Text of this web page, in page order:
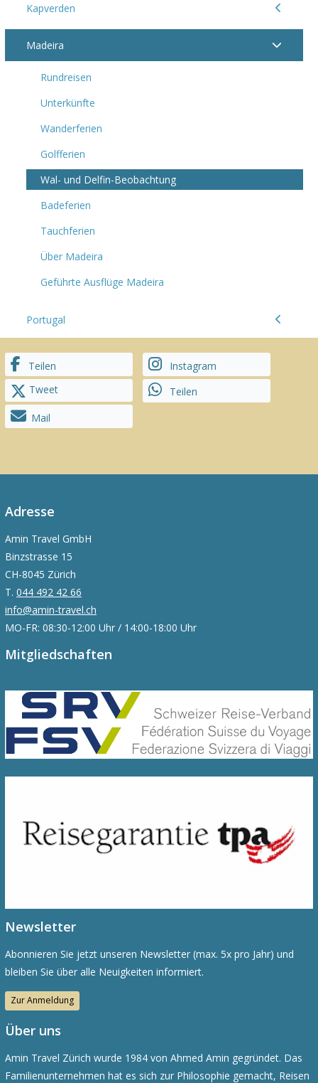
Kapverden
Madeira
Rundreisen
Unterkünfte
Wanderferien
Golfferien
Wal- und Delfin-Beobachtung
Badeferien
Tauchferien
Über Madeira
Geführte Ausflüge Madeira
Portugal
Teilen
Instagram
Tweet
Teilen
Mail
Adresse
Amin Travel GmbH
Binzstrasse 15
CH-8045 Zürich
T. 044 492 42 66
info@amin-travel.ch
MO-FR: 08:30-12:00 Uhr / 14:00-18:00 Uhr
Mitgliedschaften
Newsletter
Abonnieren Sie jetzt unseren Newsletter (max. 5x pro Jahr) und
bleiben Sie über alle Neuigkeiten informiert.
Zur Anmeldung
Über uns
Amin Travel Zürich wurde 1984 von Ahmed Amin gegründet. Das
Familienunternehmen hat es sich zur Philosophie gemacht, Reisen